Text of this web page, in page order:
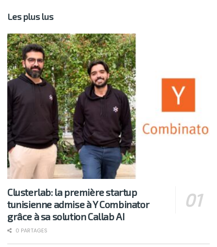
Les plus lus
Clusterlab: la première startup
tunisienne admise à Y Combinator
grâce à sa solution Callab AI
0 PARTAGES